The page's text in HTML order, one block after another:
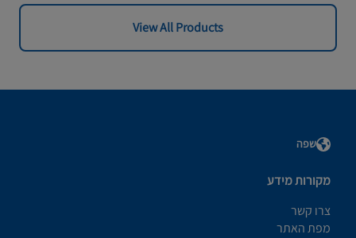
View All Products
שפה
מקורות מידע
צרו קשר
מפת האתר